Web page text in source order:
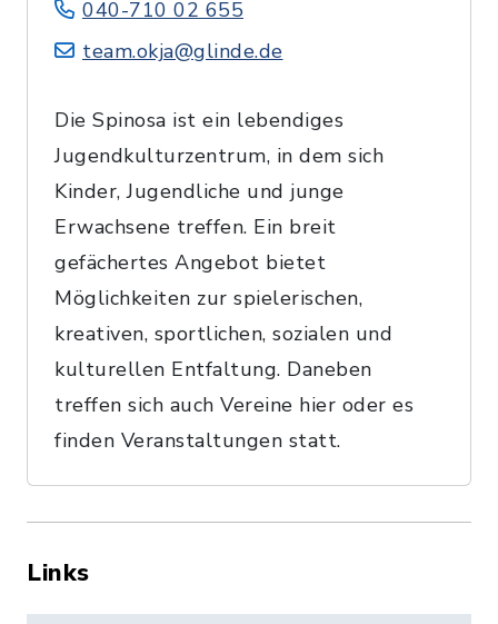
040-710 02 655
team.okja@glinde.de
Die Spinosa ist ein lebendiges
Jugendkulturzentrum, in dem sich
Kinder, Jugendliche und junge
Erwachsene treffen. Ein breit
gefächertes Angebot bietet
Möglichkeiten zur spielerischen,
kreativen, sportlichen, sozialen und
kulturellen Entfaltung. Daneben
treffen sich auch Vereine hier oder es
finden Veranstaltungen statt.
Links